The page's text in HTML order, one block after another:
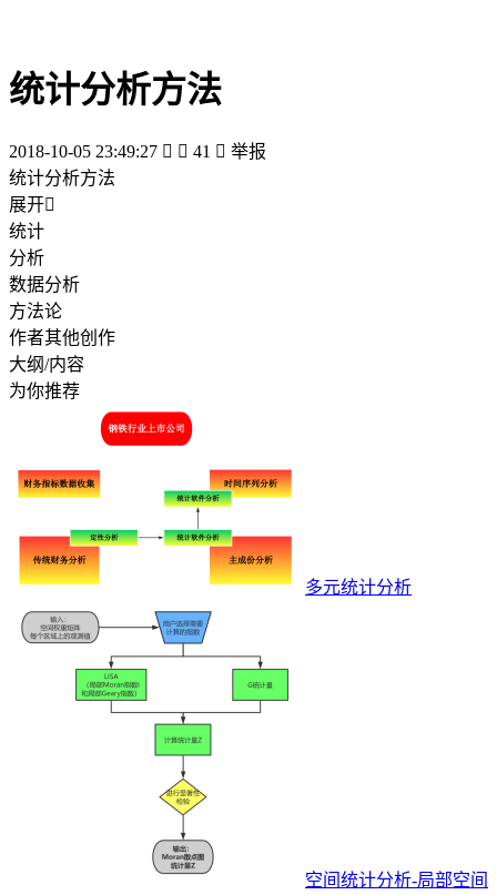
统计分析方法
2018-10-05 23:49:27   41  举报
统计分析方法
展开
统计
分析
数据分析
方法论
作者其他创作
大纲/内容
为你推荐
多元统计分析
空间统计分析-局部空间